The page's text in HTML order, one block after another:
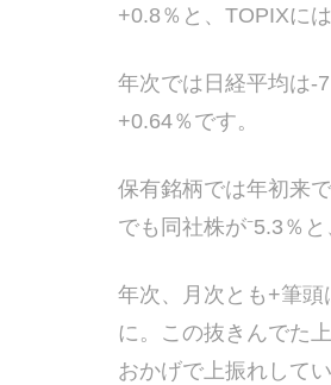
+0.8％と、TOPIXに
年次では日経平均は-
+0.64％です。
保有銘柄では年初来
でも同社株が⁻5.3％と
年次、月次とも+筆
に。この抜きんでた
おかげで上振れして